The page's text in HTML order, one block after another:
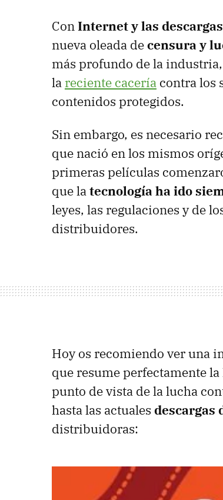
ConInternet y las
nueva oleada decensura y
más profundo de la
la reciente cacería contra los
contenidos protegidos.
Sin embargo, es necesario
que nació en los mismos
primeras películas
que latecnología ha ido
leyes, las regulaciones y de
distribuidores.
Hoy os recomiendo ver una
que resume perfectamente
punto de vista de la lucha
hasta las actuales descargas
distribuidoras: